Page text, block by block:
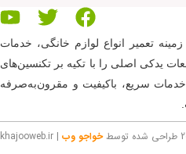
تعمیر انواع لوازم خانگی، خدمات
یدکی اصلی را با تکیه بر تکنسین‌های
سریع، باکیفیت و مقرون‌به‌صرفه
خواجو وب| khajooweb.ir